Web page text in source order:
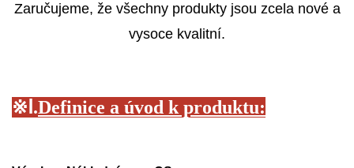
Zaručujeme, že všechny produkty jsou zcela nové a
vysoce kvalitní.
※ Ⅰ.Definice a úvod k produktu: